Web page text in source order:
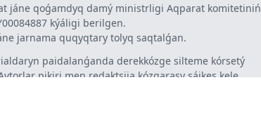
jáne qoǵamdyq damý ministrligi Aqparat komitetiniń
kýáligi berilgen.
jarnama quqyqtary tolyq saqtalǵan.
paidalanǵanda derekkózge silteme kórsetý
pikiri men redaktsiia kózqarasy sáikes kele